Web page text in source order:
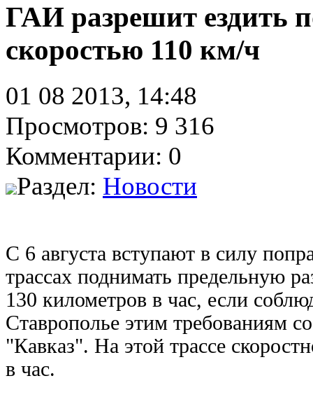
ГАИ разрешит ездить
скоростью 110 км/ч
01 08 2013, 14:48
Просмотров: 9 316
Комментарии: 0
Раздел: Новости
С 6 августа вступают в силу
трассах поднимать предельную
130 километров в час, если
Ставрополье этим требованиям
"Кавказ". На этой трассе
в час.